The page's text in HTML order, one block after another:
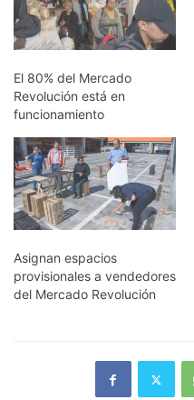
El 80% del Mercado
Revolución está en
funcionamiento
Asignan espacios
provisionales a vendedores
del Mercado Revolución